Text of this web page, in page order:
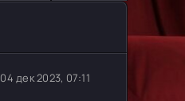
04 дек 2023, 07:11